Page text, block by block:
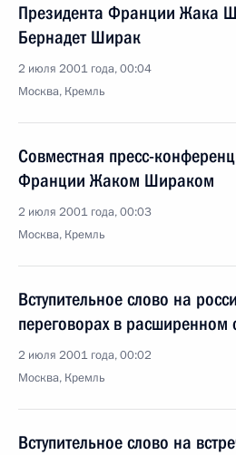
Президента Франции Жака
Бернадет Ширак
2 июля 2001 года, 00:04
Москва, Кремль
Совместная пресс-
Франции Жаком Шираком
2 июля 2001 года, 00:03
Москва, Кремль
Вступительное слово на
переговорах в расширенном
2 июля 2001 года, 00:02
Москва, Кремль
Вступительное слово на